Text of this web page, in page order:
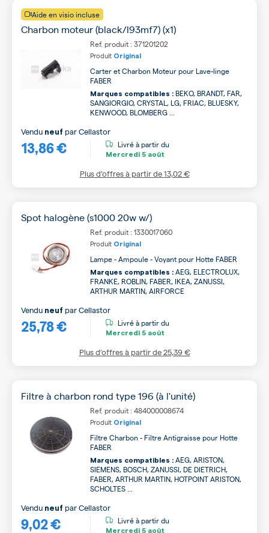
Aide en visio incluse
Charbon moteur (black/l93mf7) (x1)
Ref. produit : 371201202
Produit Original
Carter et Charbon Moteur pour Lave-linge
FABER
Marques compatibles : BEKO, BRANDT, FAR,
SANGIORGIO, CRYSTAL, LG, FRIAC, BLUESKY,
KENWOOD, BLOMBERG ...
13,86 €
Vendu neuf parCellastor
Livré à partir du
Mercredi 5 août
Plus d’offres à partir de13,02 €
Spot halogène (s1000 20w w/)
Ref. produit : 1330017060
Produit Original
Lampe - Ampoule - Voyant pour Hotte FABER
Marques compatibles : AEG, ELECTROLUX,
FRANKE, ROBLIN, FABER, IKEA, ZANUSSI,
ARTHUR MARTIN, AIRFORCE
25,78 €
Vendu neuf parCellastor
Livré à partir du
Mercredi 5 août
Plus d’offres à partir de25,39 €
Filtre à charbon rond type 196 (à l'unité)
Ref. produit : 484000008674
Produit Original
Filtre Charbon - Filtre Antigraisse pour Hotte
FABER
Marques compatibles : AEG, ARISTON,
SIEMENS, BOSCH, ZANUSSI, DE DIETRICH,
FABER, ARTHUR MARTIN, HOTPOINT ARISTON,
SCHOLTES ...
9,02 €
Vendu neuf parCellastor
Livré à partir du
Mercredi 5 août